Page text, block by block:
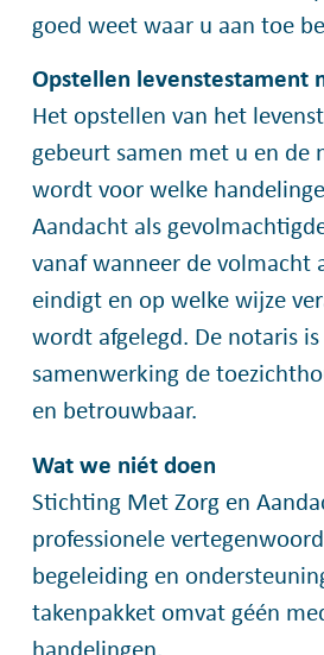
goed weet waar u aan toe
Opstellen levenstestament
Het opstellen van het
gebeurt samen met u en de
wordt voor welke
Aandacht als
vanaf wanneer de volmacht
eindigt en op welke wijze
wordt afgelegd. De notaris
samenwerking de
en betrouwbaar.
Wat we niét doen
Stichting Met Zorg en
professionele
begeleiding en
takenpakket omvat géén
handelingen.